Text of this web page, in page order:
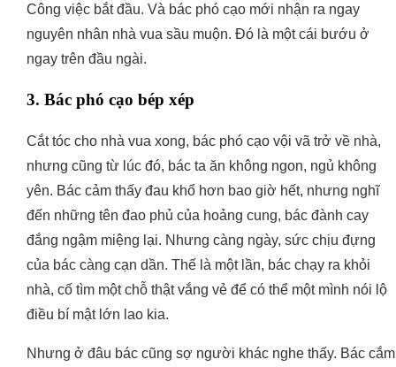
Công việc bắt đầu. Và bác phó cạo mới nhận ra ngay
nguyên nhân nhà vua sầu muộn. Đó là một cái bướu ở
ngay trên đầu ngài.
3. Bác phó cạo bép xép
Cắt tóc cho nhà vua xong, bác phó cạo vội vã trở về nhà,
nhưng cũng từ lúc đó, bác ta ăn không ngon, ngủ không
yên. Bác cảm thấy đau khổ hơn bao giờ hết, nhưng nghĩ
đến những tên đao phủ của hoảng cung, bác đành cay
đắng ngậm miệng lại. Nhưng càng ngày, sức chịu đựng
của bác càng cạn dần. Thế là một lần, bác chạy ra khỏi
nhà, cố tìm một chỗ thật vắng vẻ để có thể một mình nói lộ
điều bí mật lớn lao kia.
Nhưng ở đâu bác cũng sợ người khác nghe thấy. Bác cắm